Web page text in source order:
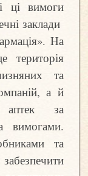
ці вимоги
заклади
На
територія
та
а й
за
вимогами.
та